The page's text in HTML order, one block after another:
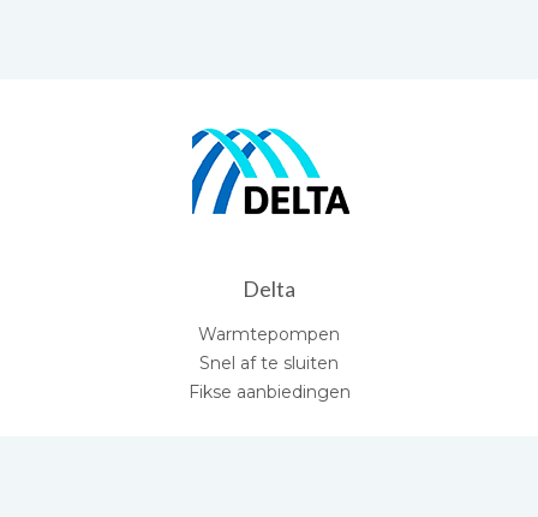
Delta
Warmtepompen
Snel af te sluiten
Fikse aanbiedingen